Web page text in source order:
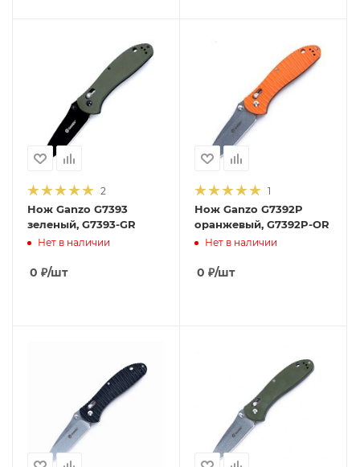
2
Нож Ganzo G7393
зеленый, G7393-GR
Нет в наличии
0 ₽/шт
1
Нож Ganzo G7392P
оранжевый, G7392P-OR
Нет в наличии
0 ₽/шт